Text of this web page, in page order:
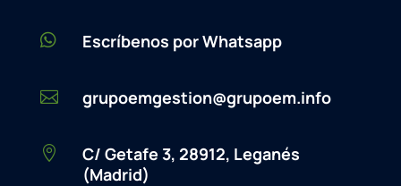
 Escríbenos por Whatsapp
 grupoemgestion@grupoem.info

C/ Getafe 3, 28912, Leganés
(Madrid)